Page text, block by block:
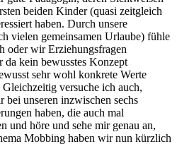
beiden Kinder (quasi zeitgleich
haben. Durch unsere
vielen gemeinsamen Urlaube) fühle
oder wir Erziehungsfragen
kein bewusstes Konzept
sehr wohl konkrete Werte
versuche ich auch,
bei unseren inzwischen sechs
haben, die auch mal
und höre und sehe mir genau an,
Mobbing haben wir nun kürzlich